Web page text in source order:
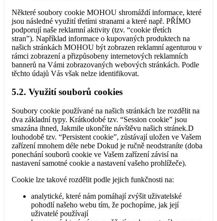
Některé soubory cookie MOHOU shromáždí informace, které
jsou následné využití třetími stranami a které např. PŘÍMO
podporují naše reklamní aktivity (tzv. “cookie třetích
stran”). Například informace o kupovaných produktech na
našich stránkách MOHOU být zobrazen reklamní agenturou v
rámci zobrazení a přizpůsobeny internetových reklamních
bannerů na Vámi zobrazovaných webových stránkách. Podle
těchto údajů Vás však nelze identifikovat.
5.2. Využití souborů cookies
Soubory cookie používané na našich stránkách lze rozdělit na
dva základní typy. Krátkodobé tzv. “Session cookie” jsou
smazána ihned, Jakmile ukončíte návštěvu našich stránek.D
louhodobě tzv. “Persistent cookie”, zůstávají uložen ve Vašem
zařízení mnohem déle nebe Dokud je ručně neodstraníte (doba
ponechání souborů cookie ve Vašem zařízení závisí na
nastavení samotné cookie a nastavení vašeho prohlížeče).
Cookie lze takové rozdělit podle jejich funkčnosti na:
analytické, které nám pomáhají zvýšit uživatelské
pohodlí našeho webu tím, že pochopíme, jak její
uživatelé používají